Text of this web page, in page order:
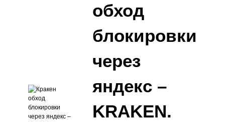
обход
блокировки
через
яндекс –
KRAKEN.